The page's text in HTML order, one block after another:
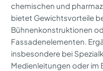
chemischen und
bietet Gewichtsvorteile
Bühnenkonstruktionen
Fassadenelementen.
insbesondere bei
Medienleitungen oder im